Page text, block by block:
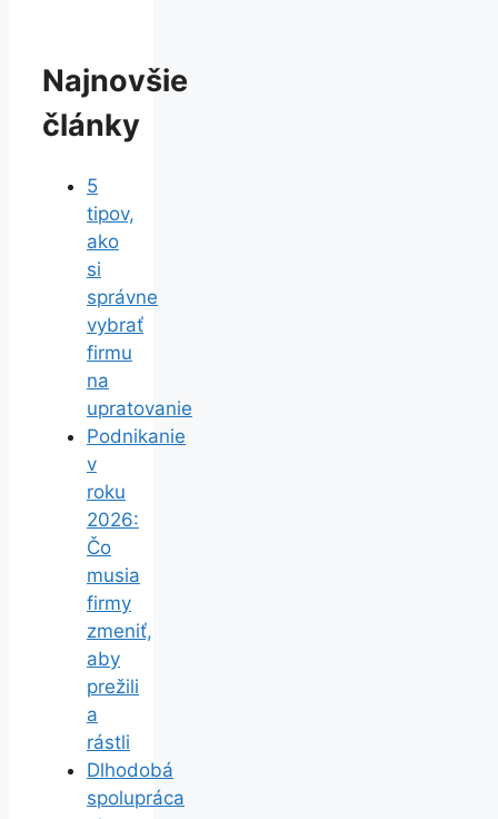
Najnovšie
články
5
tipov,
ako
si
správne
vybrať
firmu
na
upratovanie
Podnikanie
v
roku
2026:
Čo
musia
firmy
zmeniť,
aby
prežili
a
rástli
Dlhodobá
spolupráca